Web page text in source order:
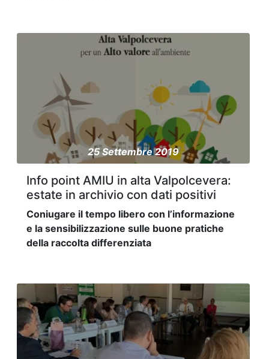
25 Settembre 2019
Info point AMIU in alta Valpolcevera:
estate in archivio con dati positivi
Coniugare il tempo libero con l’informazione
e la sensibilizzazione sulle buone pratiche
della raccolta differenziata